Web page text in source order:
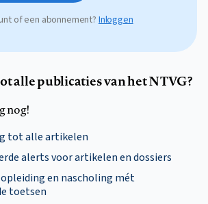
of een abonnement?Inloggen
alle publicaties van het NTVG?
nog!
tot alle artikelen
alerts voor artikelen en dossiers
en nascholing mét
toetsen